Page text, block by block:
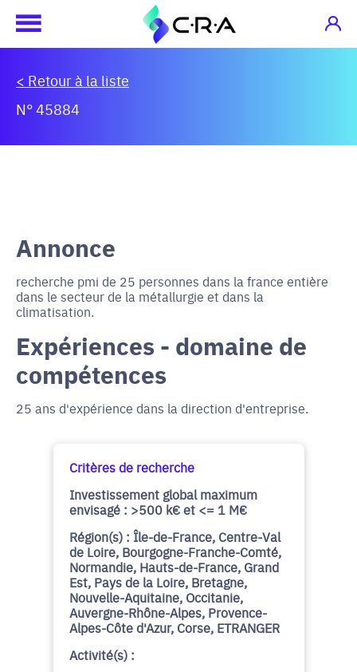
< Retour à la liste
N° 45884
Annonce
recherche pmi de 25 personnes dans la france entière
dans le secteur de la métallurgie et dans la
climatisation.
Expériences - domaine de
compétences
25 ans d'expérience dans la direction d'entreprise.
Critères de recherche
Investissement global maximum
envisagé : >500 k€ et <= 1 M€
Région(s) : Île-de-France, Centre-Val
de Loire, Bourgogne-Franche-Comté,
Normandie, Hauts-de-France, Grand
Est, Pays de la Loire, Bretagne,
Nouvelle-Aquitaine, Occitanie,
Auvergne-Rhône-Alpes, Provence-
Alpes-Côte d'Azur, Corse, ETRANGER
Activité(s) :